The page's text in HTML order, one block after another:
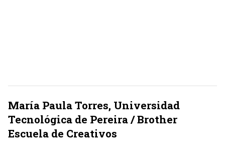
María Paula Torres, Universidad
Tecnológica de Pereira / Brother
Escuela de Creativos